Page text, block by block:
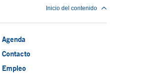
Inicio del contenido
Agenda
Contacto
Empleo